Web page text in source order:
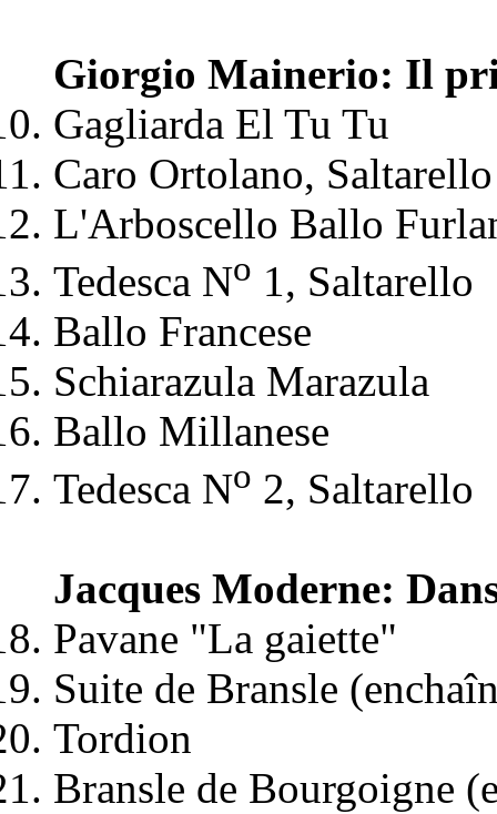
Giorgio Mainerio: Il
Gagliarda El Tu Tu
Caro Ortolano, Saltarello
L'Arboscello Ballo
Tedesca No 1, Saltarello
Ballo Francese
Schiarazula Marazula
Ballo Millanese
Tedesca No 2, Saltarello
Jacques Moderne:
Pavane "La gaiette"
Suite de Bransle
Tordion
Bransle de Bourgoigne